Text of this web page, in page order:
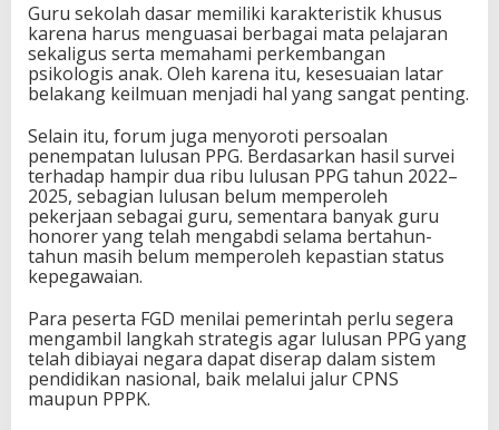
Guru sekolah dasar memiliki karakteristik khusus
karena harus menguasai berbagai mata pelajaran
sekaligus serta memahami perkembangan
psikologis anak. Oleh karena itu, kesesuaian latar
belakang keilmuan menjadi hal yang sangat penting.
Selain itu, forum juga menyoroti persoalan
penempatan lulusan PPG. Berdasarkan hasil survei
terhadap hampir dua ribu lulusan PPG tahun 2022–
2025, sebagian lulusan belum memperoleh
pekerjaan sebagai guru, sementara banyak guru
honorer yang telah mengabdi selama bertahun-
tahun masih belum memperoleh kepastian status
kepegawaian.
Para peserta FGD menilai pemerintah perlu segera
mengambil langkah strategis agar lulusan PPG yang
telah dibiayai negara dapat diserap dalam sistem
pendidikan nasional, baik melalui jalur CPNS
maupun PPPK.